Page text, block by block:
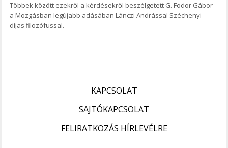
Többek között ezekről a kérdésekről beszélgetett G. Fodor Gábor
a Mozgásban legújabb adásában Lánczi Andrással Széchenyi-
díjas filozófussal.
KAPCSOLAT
SAJTÓKAPCSOLAT
FELIRATKOZÁS HÍRLEVÉLRE